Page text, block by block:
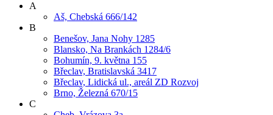
A
Aš, Chebská 666/142
B
Benešov, Jana Nohy 1285
Blansko, Na Brankách 1284/6
Bohumín, 9. května 155
Břeclav, Bratislavská 3417
Břeclav, Lidická ul., areál ZD Rozvoj
Brno, Železná 670/15
C